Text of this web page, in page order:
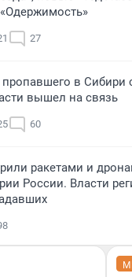
27
в Сибири
вышел на связь
60
ракетами и
России. Власти